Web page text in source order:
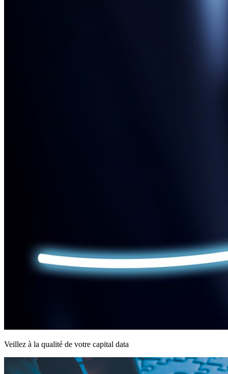
Veillez à la qualité de votre capital data